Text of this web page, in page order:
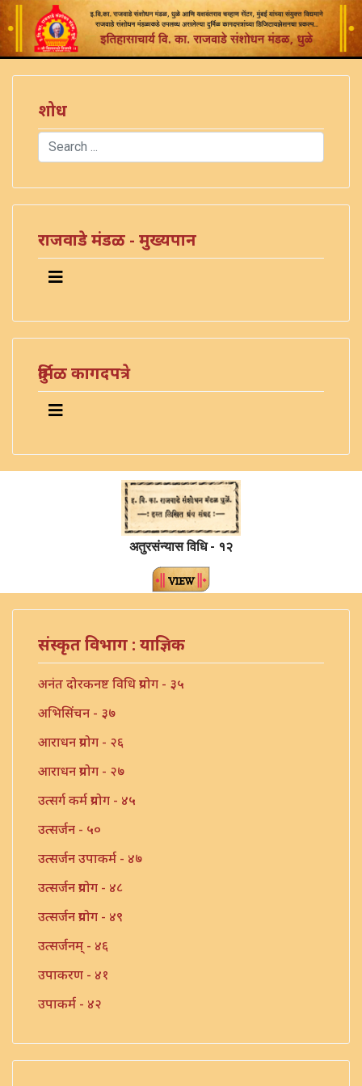
शोध
Search
राजवाडे मंडळ - मुख्यपान
दुर्मिळ कागदपत्रे
अतुरसंन्यास विधि - १२
संस्कृत विभाग : याज्ञिक
अनंत दोरकनष्ट विधि प्रयोग - ३५
अभिसिंचन - ३७
आराधन प्रयोग - २६
आराधन प्रयोग - २७
उत्सर्ग कर्म प्रयोग - ४५
उत्सर्जन - ५०
उत्सर्जन उपाकर्म - ४७
उत्सर्जन प्रयोग - ४८
उत्सर्जन प्रयोग - ४९
उत्सर्जनम् - ४६
उपाकरण - ४१
उपाकर्म - ४२
उपाकर्म - ४४